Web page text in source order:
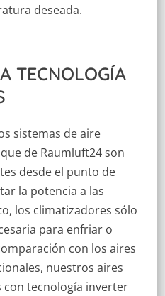
deseada.
TECNOLOGÍA
sistemas de aire
de Raumluft24 son
desde el punto de
la potencia a las
los climatizadores sólo
para enfriar o
con los aires
nuestros aires
tecnología inverter